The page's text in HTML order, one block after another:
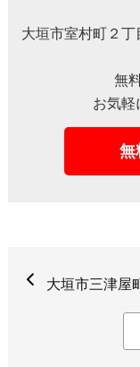
大垣市室村町２
無
お気軽
無
大垣市三津